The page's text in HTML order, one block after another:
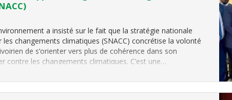
a insisté sur le fait que la stratégie nationale
les changements climatiques (SNACC) concrétise la volonté
de s’orienter vers plus de cohérence dans son
contre les changements climatiques. C’est une…